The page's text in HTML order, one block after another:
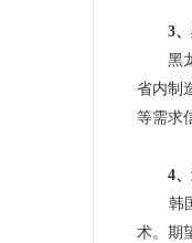
3、黑
黑龙
省内制
等需求
4、造
韩国
术。期